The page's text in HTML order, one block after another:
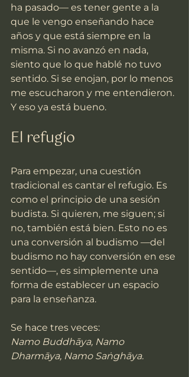
ha pasado— es tener gente a la
que le vengo enseñando hace
años y que está siempre en la
misma. Si no avanzó en nada,
siento que lo que hablé no tuvo
sentido. Si se enojan, por lo menos
me escucharon y me entendieron.
Y eso ya está bueno.
El refugio
Para empezar, una cuestión
tradicional es cantar el refugio. Es
como el principio de una sesión
budista. Si quieren, me siguen; si
no, también está bien. Esto no es
una conversión al budismo —del
budismo no hay conversión en ese
sentido—, es simplemente una
forma de establecer un espacio
para la enseñanza.
Se hace tres veces:
Namo Buddhāya, Namo
Dharmāya, Namo Saṅghāya.